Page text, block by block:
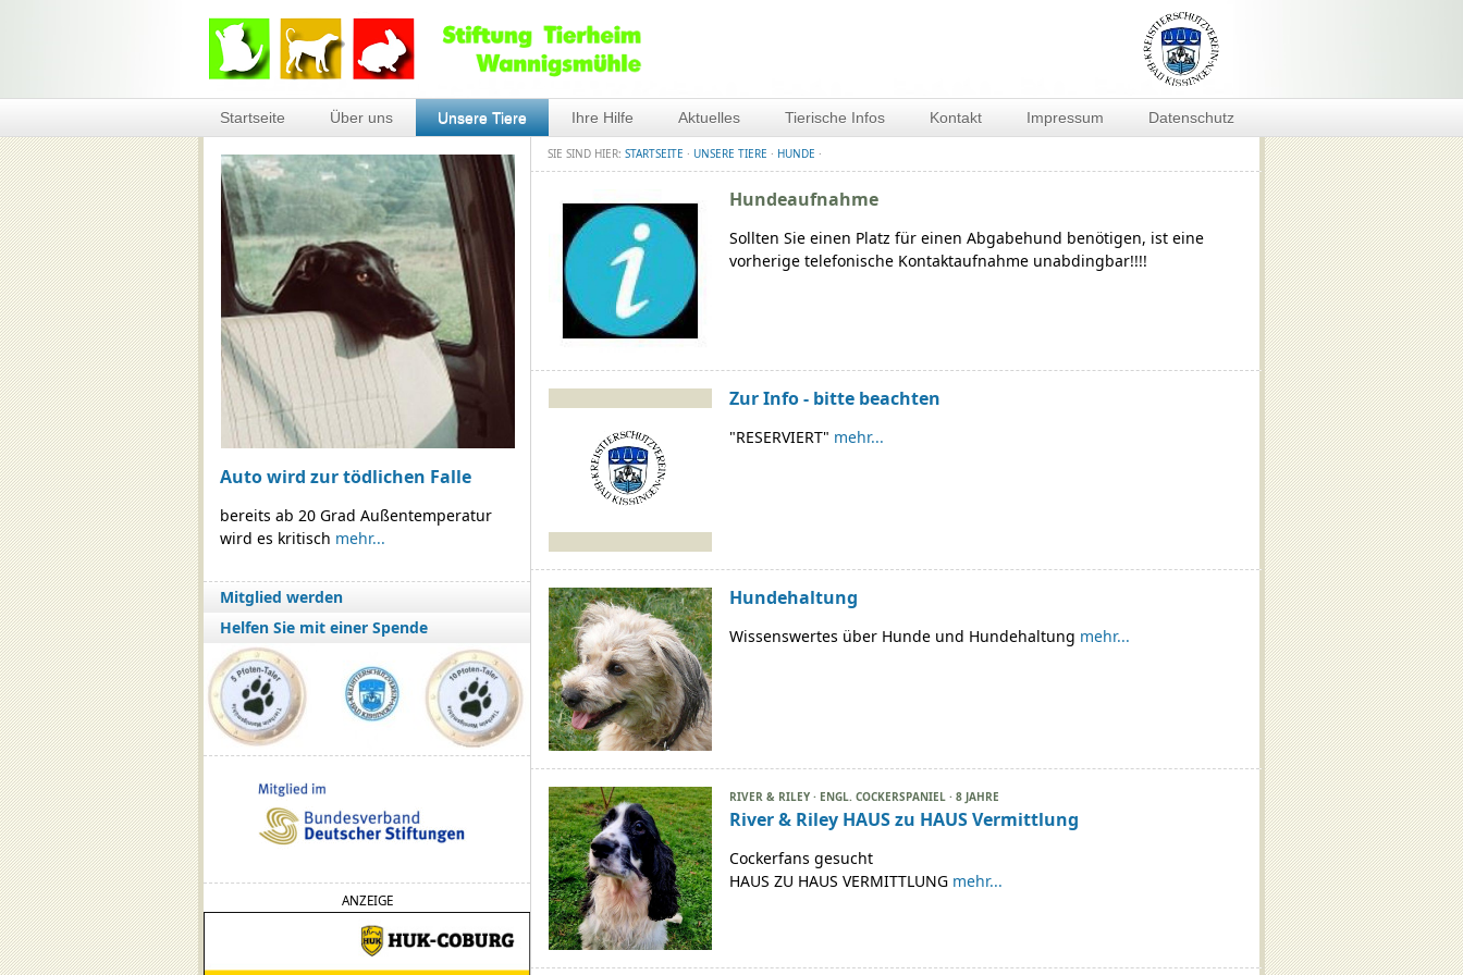
Startseite Über uns Unsere Tiere Ihre Hilfe Aktuelles Tierische Infos Kontakt Impressum Datenschutz
Auto wird zur tödlichen Falle
bereits ab 20 Grad Außentemperatur
wird es kritisch mehr...
Mitglied werden
Helfen Sie mit einer Spende
ANZEIGE
SIE SIND HIER: STARTSEITE · UNSERE TIERE · HUNDE ·
Hundeaufnahme
Sollten Sie einen Platz für einen Abgabehund benötigen, ist eine
vorherige telefonische Kontaktaufnahme unabdingbar!!!!
Zur Info - bitte beachten
"RESERVIERT" mehr...
Hundehaltung
Wissenswertes über Hunde und Hundehaltung mehr...
RIVER & RILEY · ENGL. COCKERSPANIEL · 8 JAHRE
River & Riley HAUS zu HAUS Vermittlung
Cockerfans gesucht
HAUS ZU HAUS VERMITTLUNG mehr...